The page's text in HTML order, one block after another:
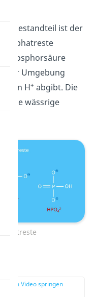
Bestandteil ist der
Phosphatreste
Phosphorsäure
Umgebung
H+ abgibt. Die
wässrige
im Video springen